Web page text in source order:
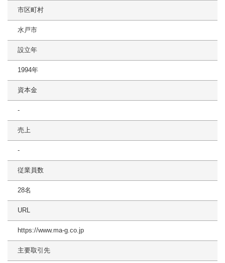
市区町村
水戸市
設立年
1994年
資本金
-
売上
-
従業員数
28名
URL
https://www.ma-g.co.jp
主要取引先